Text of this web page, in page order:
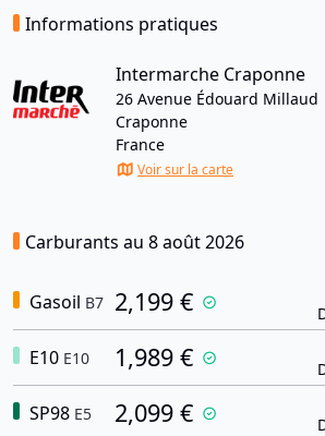
Informations pratiques
Intermarche Craponne
26 Avenue Édouard Millaud
Craponne
France
Voir sur la carte
Carburants au 8 août 2026
Gasoil B7 2,199 €
E10 E10 1,989 €
SP98 E5 2,099 €